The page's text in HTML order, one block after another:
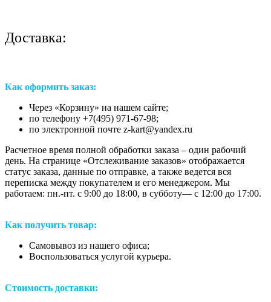
Доставка:
Как оформить заказ:
Через «Корзину» на нашем сайте;
по телефону +7(495) 971-67-98;
по электронной почте z-kart@yandex.ru
Расчетное время полной обработки заказа – один рабочий
день. На странице «Отслеживание заказов» отображается
статус заказа, данные по отправке, а также ведется вся
переписка между покупателем и его менеджером. Мы
работаем: пн.-пт. с 9:00 до 18:00, в субботу— с 12:00 до 17:00.
Как получить товар:
Самовывоз из нашего офиса;
Воспользоваться услугой курьера.
Стоимость доставки: